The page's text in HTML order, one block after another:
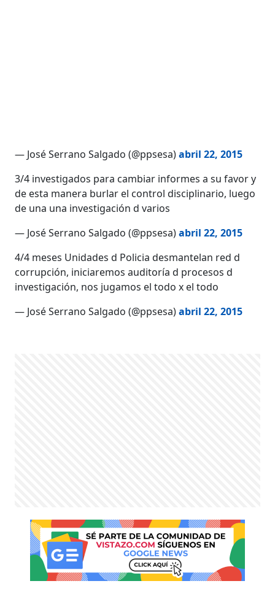
— José Serrano Salgado (@ppsesa)abril 22, 2015
3/4 investigados para cambiar informes a su favor y
de esta manera burlar el control disciplinario, luego
de una una investigación d varios
— José Serrano Salgado (@ppsesa)abril 22, 2015
4/4 meses Unidades d Policia desmantelan red d
corrupción, iniciaremos auditoría d procesos d
investigación, nos jugamos el todo x el todo
— José Serrano Salgado (@ppsesa)abril 22, 2015